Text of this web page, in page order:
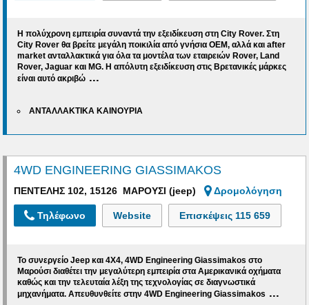
Η πολύχρονη εμπειρία συναντά την εξειδίκευση στη City Rover. Στη
City Rover θα βρείτε μεγάλη ποικιλία από γνήσια OEM, αλλά και after
market ανταλλακτικά για όλα τα μοντέλα των εταιρειώνRover, Land
Rover, Jaguar και MG. Η απόλυτη εξειδίκευση στις Βρετανικές μάρκες
είναι αυτό ακριβώ ...
ΑΝΤΑΛΛΑΚΤΙΚΑ ΚΑΙΝΟΥΡΙΑ
4WD ENGINEERING GIASSIMAKOS
ΠΕΝΤΕΛΗΣ 102, 15126 ΜΑΡΟΥΣΙ (jeep) Δρομολόγηση
Τηλέφωνο Website Επισκέψεις 115 659
Το συνεργείοJeep και 4Χ4, 4WD Engineering Giassimakos στο
Μαρούσι διαθέτει την μεγαλύτερη εμπειρία στα Αμερικανικά οχήματα
καθώς και την τελευταία λέξη της τεχνολογίας σε διαγνωστικά
μηχανήματα. Απευθυνθείτε στην4WD Engineering Giassimakos ...